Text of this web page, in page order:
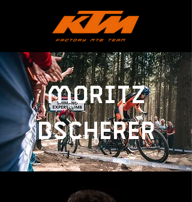
moritz
bscherer